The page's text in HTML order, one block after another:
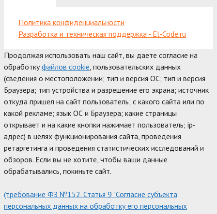
Политика конфиденциальности
Разработка и техническая поддержка - El-Code.ru
Продолжая использовать наш сайт, вы даете согласие на
обработкуфайлов cookie , пользовательских данных
(сведения о местоположении; тип и версия ОС; тип и версия
Браузера; тип устройства и разрешение его экрана; источник
откуда пришел на сайт пользователь; с какого сайта или по
какой рекламе; язык ОС и Браузера; какие страницы
открывает и на какие кнопки нажимает пользователь; ip-
адрес) в целях функционирования сайта, проведения
ретаргетинга и проведения статистических исследований и
обзоров. Если вы не хотите, чтобы ваши данные
обрабатывались, покиньте сайт.
(требование ФЗ №152. Статья 9 "Согласие субъекта
персональных данных на обработку его персональных